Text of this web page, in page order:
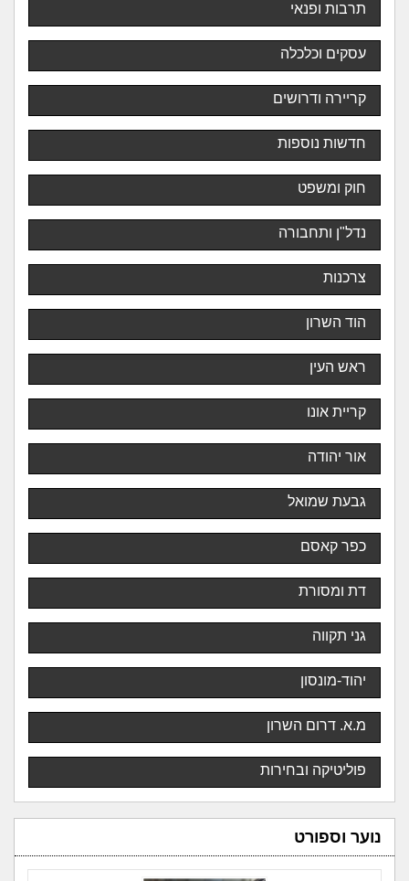
תרבות ופנאי
עסקים וכלכלה
קריירה ודרושים
חדשות נוספות
חוק ומשפט
נדל"ן ותחבורה
צרכנות
הוד השרון
ראש העין
קריית אונו
אור יהודה
גבעת שמואל
כפר קאסם
דת ומסורת
גני תקווה
יהוד-מונסון
מ.א. דרום השרון
פוליטיקה ובחירות
נוער וספורט